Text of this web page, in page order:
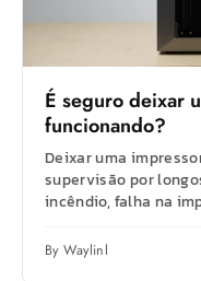
É seguro deixar
funcionando?
Deixar uma
supervisão por
incêndio, falha na
By Waylinl